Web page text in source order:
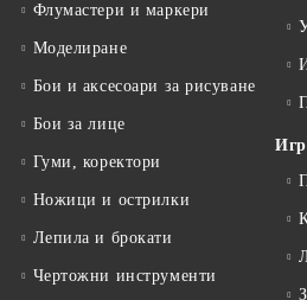
Флумастери и маркери
Моделиране
Бои и аксесоари за рисуване
Бои за лице
Гуми, коректори
Ножици и острилки
Лепила и брокати
Чертожни инструменти